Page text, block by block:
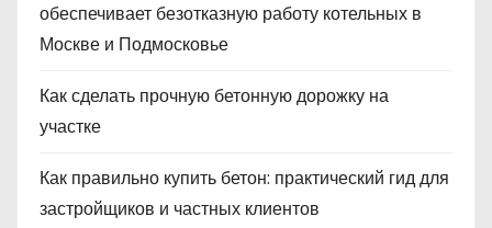
обеспечивает безотказную работу котельных в
Москве и Подмосковье
Как сделать прочную бетонную дорожку на
участке
Как правильно купить бетон: практический гид для
застройщиков и частных клиентов